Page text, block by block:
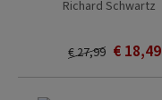
Richard Schwartz
€ 18,49
€ 27,99